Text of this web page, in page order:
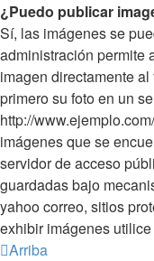
¿Puedo publicar
Sí, las imágenes se
administración permite
imagen directamente
primero su foto en un
http://
imágenes que se
servidor de acceso
guardadas bajo
yahoo correo, sitios
exhibir imágenes
Arriba